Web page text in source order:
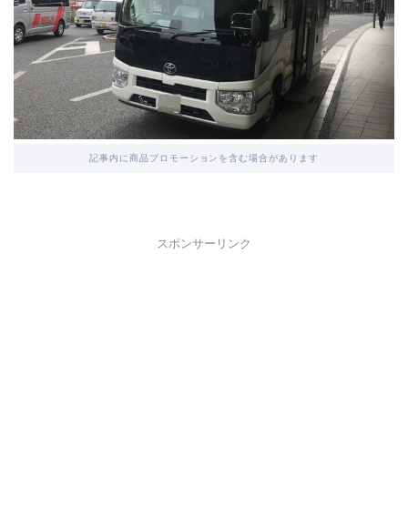
記事内に商品プロモーションを含む場合があります
スポンサーリンク